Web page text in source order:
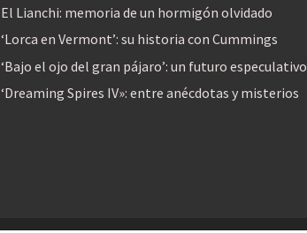
El Lianchi: memoria de un hormigón olvidado
‘Lorca en Vermont’: su historia con Cummings
‘Bajo el ojo del gran pájaro’: un futuro especulativo
‘Dreaming Spires IV»: entre anécdotas y misterios